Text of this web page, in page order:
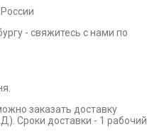
- свяжитесь с нами по
заказать доставку
Сроки доставки - 1 рабочий